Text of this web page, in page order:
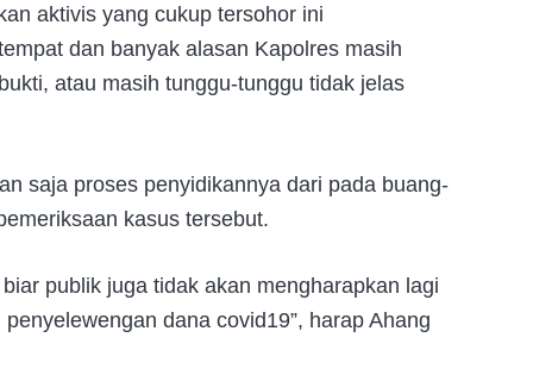
aktivis yang cukup tersohor ini
dan banyak alasan Kapolres masih
atau masih tunggu-tunggu tidak jelas
saja proses penyidikannya dari pada buang-
kasus tersebut.
publik juga tidak akan mengharapkan lagi
dana covid19”, harap Ahang